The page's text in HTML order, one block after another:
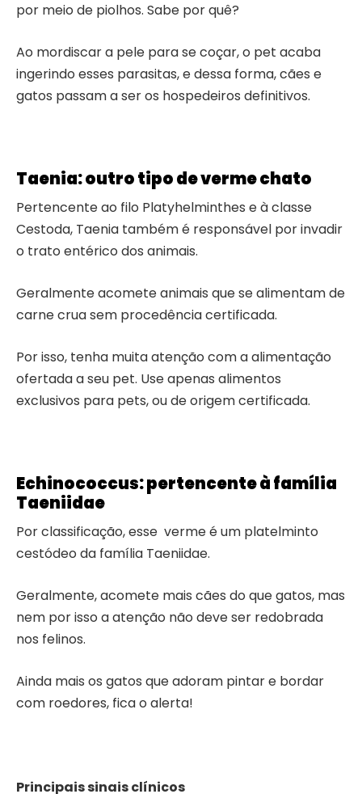
por meio de piolhos. Sabe por quê?
Ao mordiscar a pele para se coçar, o pet acaba
ingerindo esses parasitas, e dessa forma, cães e
gatos passam a ser os hospedeiros definitivos.
Taenia: outro tipo de verme chato
Pertencente ao filo Platyhelminthes e à classe
Cestoda, Taenia também é responsável por invadir
o trato entérico dos animais.
Geralmente acomete animais que se alimentam de
carne crua sem procedência certificada.
Por isso, tenha muita atenção com a alimentação
ofertada a seu pet. Use apenas alimentos
exclusivos para pets, ou de origem certificada.
Echinococcus: pertencente à família
Taeniidae
Por classificação, esse verme é um platelminto
cestódeo da família Taeniidae.
Geralmente, acomete mais cães do que gatos, mas
nem por isso a atenção não deve ser redobrada
nos felinos.
Ainda mais os gatos que adoram pintar e bordar
com roedores, fica o alerta!
Principais sinais clínicos